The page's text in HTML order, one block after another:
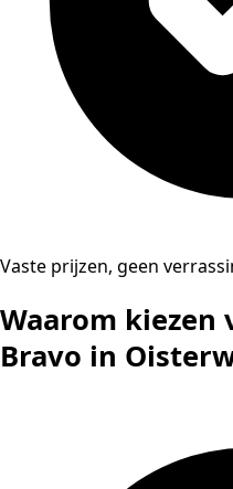
Vaste prijzen, geen
Waarom kiezen
Bravo in